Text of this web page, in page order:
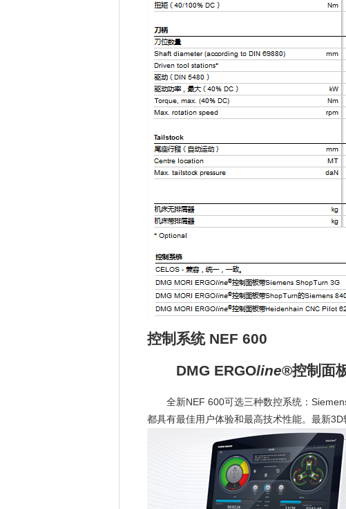
控制系统 NEF 600
DMG ERGOline®控制面
全新NEF 600可选三种数控系统：
都具有最佳用户体验和最高技术性能。最新